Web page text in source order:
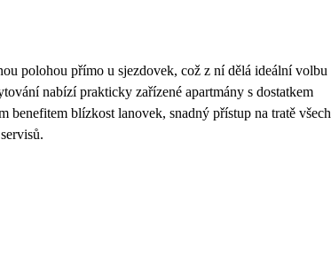
polohou přímo u sjezdovek, což z ní dělá ideální volbu
nabízí prakticky zařízené apartmány s dostatkem
blízkost lanovek, snadný přístup na tratě všech